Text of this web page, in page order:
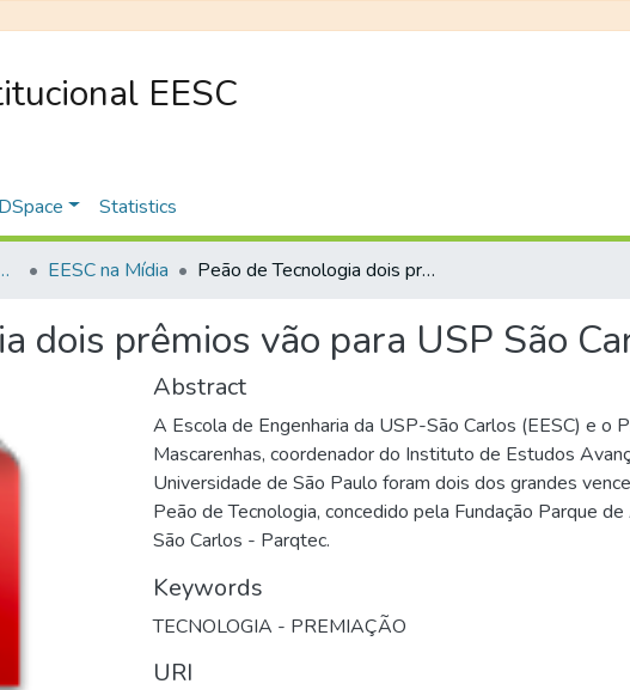
EESC
Statistics
EESC EESC na Mídia Peão de Tecnologia dois prêmios vão para USP São Carlos
dois prêmios vão para USP São
Abstract
A Escola de Engenharia da USP-São Carlos (EESC) e o
Mascarenhas, coordenador do Instituto de Estudos
Universidade de São Paulo foram dois dos grandes
Peão de Tecnologia, concedido pela Fundação Parque
São Carlos - Parqtec.
Keywords
TECNOLOGIA - PREMIAÇÃO
URI